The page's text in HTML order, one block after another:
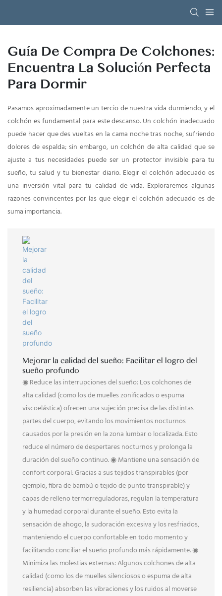
Guía De Compra De Colchones:
Encuentra La Solución Perfecta
Para Dormir
Pasamos aproximadamente un tercio de nuestra vida durmiendo, y el
colchón es fundamental para este descanso. Un colchón inadecuado
puede hacer que des vueltas en la cama noche tras noche, sufriendo
dolores de espalda; sin embargo, un colchón de alta calidad que se
ajuste a tus necesidades puede ser un protector invisible para tu
sueño, tu salud y tu bienestar diario. Elegir el colchón adecuado es
una inversión vital para tu calidad de vida. Exploraremos algunas
razones convincentes por las que elegir el colchón adecuado es de
suma importancia.
Mejorar la calidad del sueño: Facilitar el logro del
sueño profundo
◉ Reduce las interrupciones del sueño: Los colchones de
alta calidad (como los de muelles zonificados o espuma
viscoelástica) ofrecen una sujeción precisa de las distintas
partes del cuerpo, evitando los movimientos nocturnos
causados ​​por la presión en la zona lumbar o localizada. Esto
reduce el número de despertares nocturnos y prolonga la
duración del sueño continuo. ◉ Mantiene una sensación de
confort corporal: Gracias a sus tejidos transpirables (por
ejemplo, fibra de bambú o tejido de punto transpirable) y
capas de relleno termorreguladoras, regulan la temperatura
y la humedad corporal durante el sueño. Esto evita la
sensación de ahogo, la sudoración excesiva y los resfriados,
manteniendo el cuerpo confortable en todo momento y
facilitando conciliar el sueño profundo más rápidamente. ◉
Minimiza las molestias externas: Algunos colchones de alta
calidad (como los de muelles silenciosos o espuma de alta
resiliencia) absorben las vibraciones y los ruidos al moverse